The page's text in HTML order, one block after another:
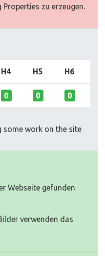
Properties zu erzeugen.
H4 H5 H6
0 0 0
some work on the site
Webseite gefunden
verwenden das